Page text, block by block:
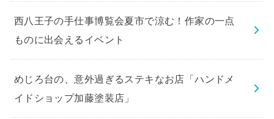
西八王子の手仕事博覧会夏市で涼む！作家の一点
ものに出会えるイベント
めじろ台の、意外過ぎるステキなお店「ハンドメ
イドショップ加藤塗装店」